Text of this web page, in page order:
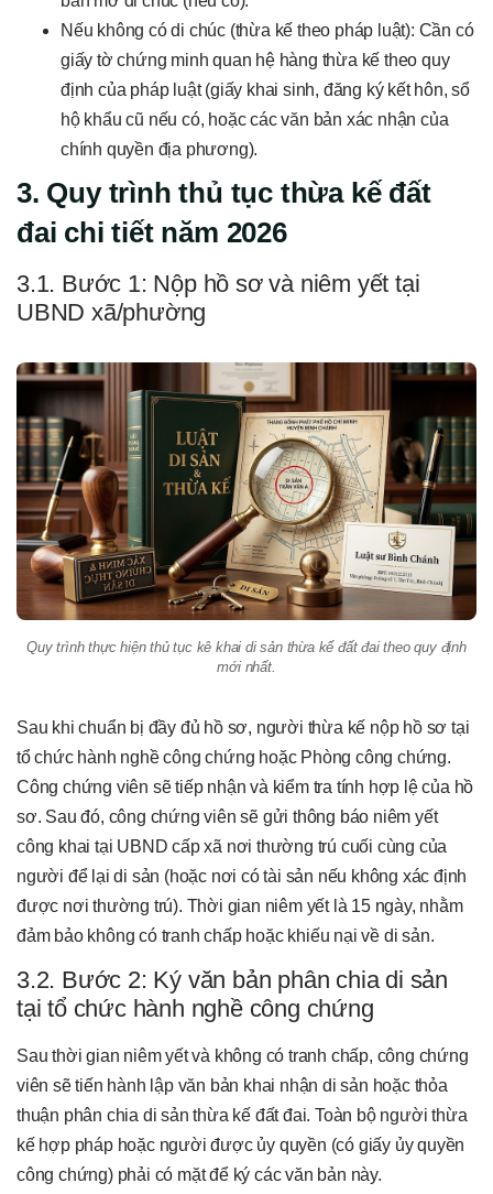
Nếu không có di chúc (thừa kế theo pháp luật): Cần có
giấy tờ chứng minh quan hệ hàng thừa kế theo quy
định của pháp luật (giấy khai sinh, đăng ký kết hôn, sổ
hộ khẩu cũ nếu có, hoặc các văn bản xác nhận của
chính quyền địa phương).
3. Quy trình thủ tục thừa kế đất
đai chi tiết năm 2026
3.1. Bước 1: Nộp hồ sơ và niêm yết tại
UBND xã/phường
Quy trình thực hiện thủ tục kê khai di sản thừa kế đất đai theo quy định
mới nhất.
Sau khi chuẩn bị đầy đủ hồ sơ, người thừa kế nộp hồ sơ tại
tổ chức hành nghề công chứng hoặc Phòng công chứng.
Công chứng viên sẽ tiếp nhận và kiểm tra tính hợp lệ của hồ
sơ. Sau đó, công chứng viên sẽ gửi thông báo niêm yết
công khai tại UBND cấp xã nơi thường trú cuối cùng của
người để lại di sản (hoặc nơi có tài sản nếu không xác định
được nơi thường trú). Thời gian niêm yết là 15 ngày, nhằm
đảm bảo không có tranh chấp hoặc khiếu nại về di sản.
3.2. Bước 2: Ký văn bản phân chia di sản
tại tổ chức hành nghề công chứng
Sau thời gian niêm yết và không có tranh chấp, công chứng
viên sẽ tiến hành lập văn bản khai nhận di sản hoặc thỏa
thuận phân chia di sản thừa kế đất đai. Toàn bộ người thừa
kế hợp pháp hoặc người được ủy quyền (có giấy ủy quyền
công chứng) phải có mặt để ký các văn bản này.